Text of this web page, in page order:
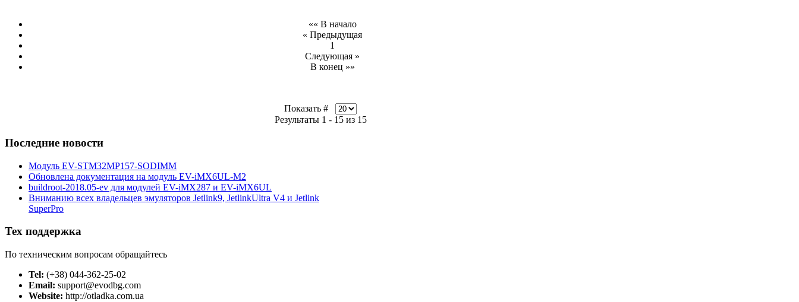
«« В начало
« Предыдущая
1
Следующая »
В конец »»
Показать #
Результаты 1 - 15 из 15
Последние новости
Модуль EV-STM32MP157-SODIMM
Обновлена документация на модуль EV-iMX6UL-M2
buildroot-2018.05-ev для модулей EV-iMX287 и EV-iMX6UL
Вниманию всех владельцев эмуляторов Jetlink9, JetlinkUltra V4 и Jetlink
SuperPro
Тех поддержка
По техническим вопросам обращайтесь
Tel: (+38) 044-362-25-02
Email: support@evodbg.com
Website: http://otladka.com.ua